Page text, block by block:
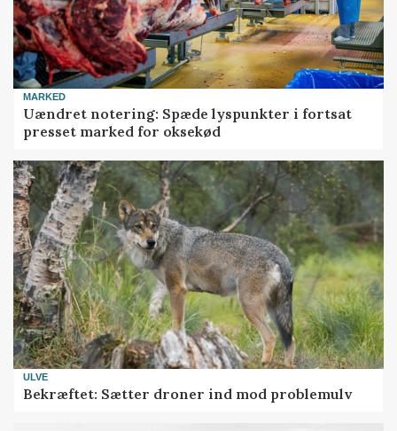
MARKED
Uændret notering: Spæde lyspunkter i fortsat
presset marked for oksekød
ULVE
Bekræftet: Sætter droner ind mod problemulv